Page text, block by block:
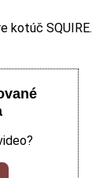
kotúč SQUIRE.